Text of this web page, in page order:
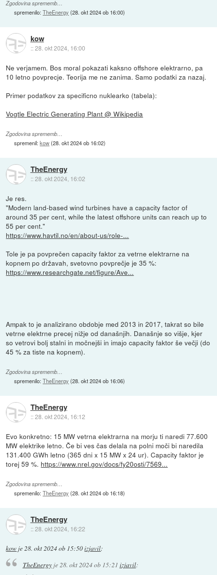
Zgodovina sprememb…
spremenilo:TheEnergy (28. okt 2024 ob 16:00)
kow
::28. okt 2024, 16:00
Ne verjamem. Bos moral pokazati kaksno offshore elektrarno, pa
10 letno povprecje. Teorija me ne zanima. Samo podatki za nazaj.
Primer podatkov za specificno nuklearko (tabela):
Vogtle Electric Generating Plant @ Wikipedia
Zgodovina sprememb…
spremenil:kow(28. okt 2024 ob 16:02)
TheEnergy
::28. okt 2024, 16:02
Je res.
"Modern land-based wind turbines have a capacity factor of
around 35 per cent, while the latest offshore units can reach up to
55 per cent."
https://www.havtil.no/en/about-us/role-...
Tole je pa povprečen capacity faktor za vetrne elektrarne na
kopnem po državah, svetovno povprečje je 35 %:
https://www.researchgate.net/figure/Ave...
Ampak to je analizirano obdobje med 2013 in 2017, takrat so bile
vetrne elektrne precej nižje od današnjih. Današnje so višje, kjer
so vetrovi bolj stalni in močnejši in imajo capacity faktor še večji (do
45 % za tiste na kopnem).
Zgodovina sprememb…
spremenilo:TheEnergy (28. okt 2024 ob 16:06)
TheEnergy
::28. okt 2024, 16:12
Evo konkretno: 15 MW vetrna elektrarna na morju ti naredi 77.600
MW elektrike letno. Če bi ves čas delala na polni moči bi naredila
131.400 GWh letno (365 dni x 15 MW x 24 ur). Capacity faktor je
torej 59 %. https://www.nrel.gov/docs/fy20osti/7569...
Zgodovina sprememb…
spremenilo:TheEnergy (28. okt 2024 ob 16:18)
TheEnergy
::28. okt 2024, 16:22
kow je28. okt 2024 ob 15:50izjavil:
TheEnergyje 28. okt 2024 ob 15:21 izjavil: